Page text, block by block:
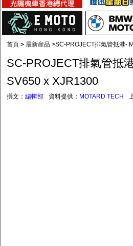
首頁 > 最新産品 >SC-PROJECT排氣管抵港-
SC-PROJECT排氣管抵
SV650 x XJR1300
撰文： 編輯部 資料提供： MOTARD TECH